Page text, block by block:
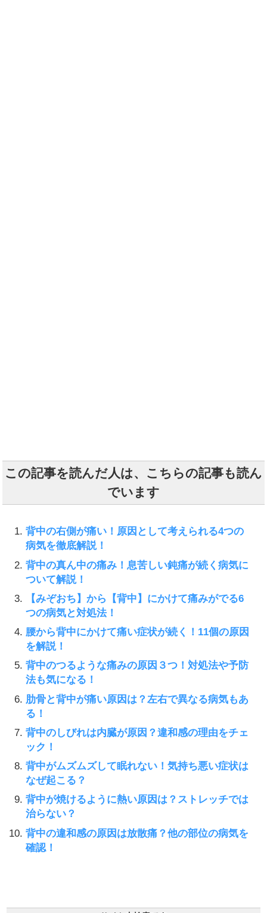
この記事を読んだ人は、こちらの記事も読ん
でいます
背中の右側が痛い！原因として考えられる4つの
病気を徹底解説！
背中の真ん中の痛み！息苦しい鈍痛が続く病気に
ついて解説！
【みぞおち】から【背中】にかけて痛みがでる6
つの病気と対処法！
腰から背中にかけて痛い症状が続く！11個の原因
を解説！
背中のつるような痛みの原因３つ！対処法や予防
法も気になる！
肋骨と背中が痛い原因は？左右で異なる病気もあ
る！
背中のしびれは内臓が原因？違和感の理由をチェ
ック！
背中がムズムズして眠れない！気持ち悪い症状は
なぜ起こる？
背中が焼けるように熱い原因は？ストレッチでは
治らない？
背中の違和感の原因は放散痛？他の部位の病気を
確認！